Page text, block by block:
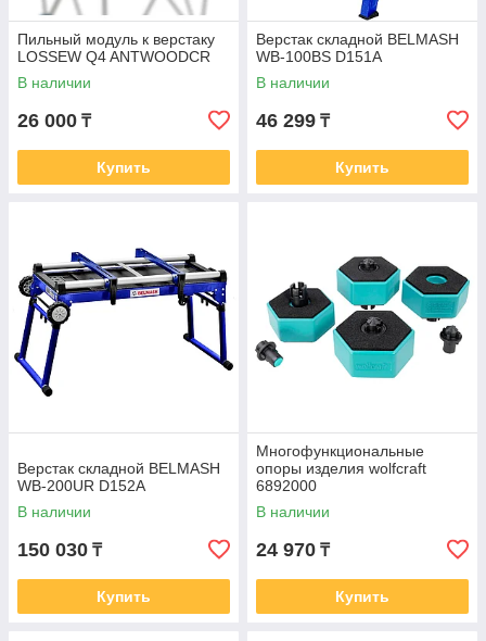
Пильный модуль к верстаку
LOSSEW Q4 ANTWOODCR
В наличии
26 000 ₸
Купить
Верстак складной BELMASH
WB-100BS D151A
В наличии
46 299 ₸
Купить
Верстак складной BELMASH
WB-200UR D152A
В наличии
150 030 ₸
Купить
Многофункциональные
опоры изделия wolfcraft
6892000
В наличии
24 970 ₸
Купить